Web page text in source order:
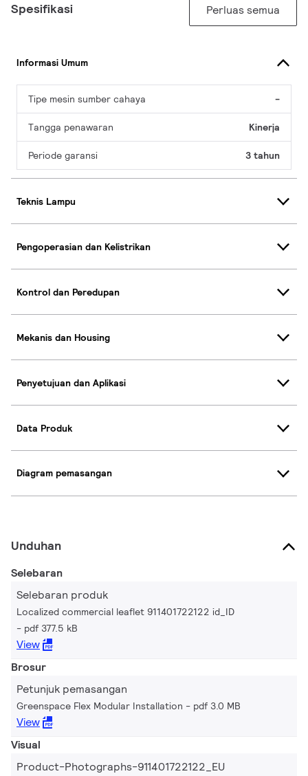
Spesifikasi Perluas semua
Informasi Umum
Tipe mesin sumber cahaya -
Tangga penawaran Kinerja
Periode garansi 3 tahun
Teknis Lampu
Pengoperasian dan Kelistrikan
Kontrol dan Peredupan
Mekanis dan Housing
Penyetujuan dan Aplikasi
Data Produk
Diagram pemasangan
Unduhan
Selebaran
Selebaran produk
Localized commercial leaflet 911401722122 id_ID
pdf 377.5 kB
View
Brosur
Petunjuk pemasangan
Greenspace Flex Modular Installation pdf 3.0 MB
View
Visual
Product-Photographs-911401722122_EU